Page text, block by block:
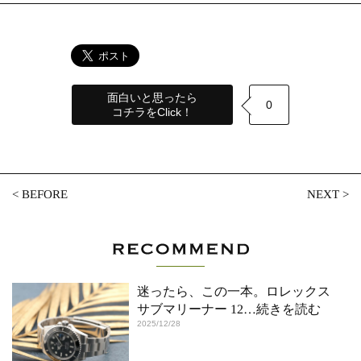
面白いと思ったら
コチラをClick！
0
<BEFORE NEXT>
迷ったら、この一本。ロレックス
サブマリーナー 12…続きを読む
2025/12/28